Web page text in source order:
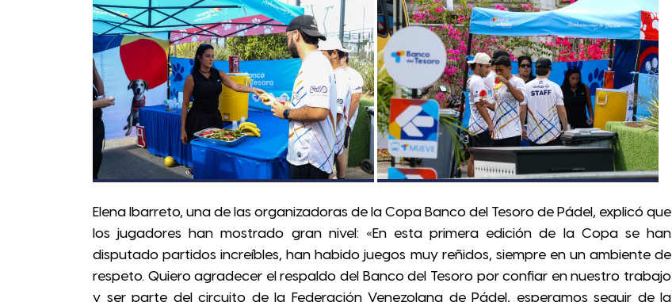
Elena Ibarreto, una de las organizadoras de la Copa Banco del Tesoro de Pádel, explicó que
los jugadores han mostrado gran nivel: «En esta primera edición de la Copa se han
disputado partidos increíbles, han habido juegos muy reñidos, siempre en un ambiente de
respeto. Quiero agradecer el respaldo del Banco del Tesoro por confiar en nuestro trabajo
y ser parte del circuito de la Federación Venezolana de Pádel, esperamos seguir de la